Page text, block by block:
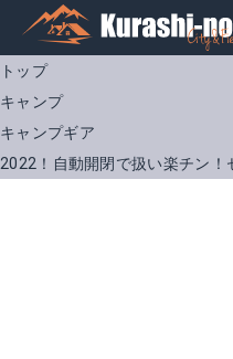
トップ
キャンプ
キャンプギア
2022！自動開閉で扱い楽チン